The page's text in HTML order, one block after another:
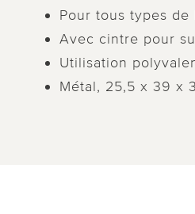
Pour tous types de
Avec cintre pour
Utilisation
Métal, 25,5 x 39 x